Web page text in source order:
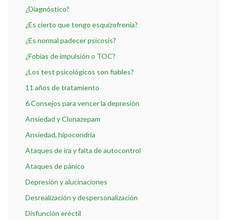
¿Diagnóstico?
¿Es cierto que tengo esquizofrenia?
¿Es normal padecer psicosis?
¿Fobias de impulsión o TOC?
¿Los test psicológicos son fiables?
11 años de tratamiento
6 Consejos para vencer la depresión
Ansiedad y Clonazepam
Ansiedad, hipocondria
Ataques de ira y falta de autocontrol
Ataques de pánico
Depresión y alucinaciones
Desrealización y despersonalización
Disfunción eréctil